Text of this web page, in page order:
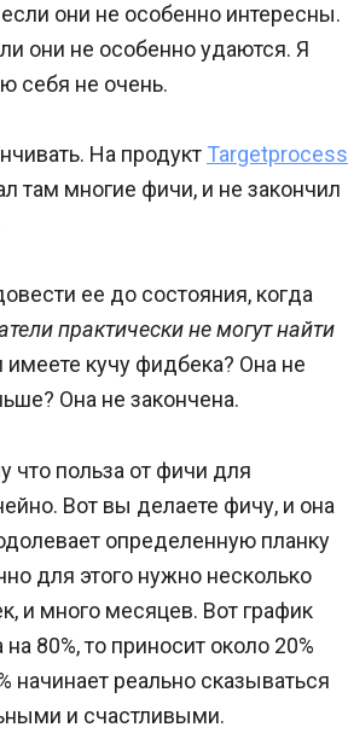
они не особенно интересны.
они не особенно удаются. Я
себя не очень.
На продукт Targetprocess
там многие фичи, и не закончил
ее до состояния, когда
практически не могут найти
кучу фидбека? Она не
Она не закончена.
что польза от фичи для
Вот вы делаете фичу, и она
определенную планку
для этого нужно несколько
и много месяцев. Вот график
80%, то приносит около 20%
начинает реально сказываться
и счастливыми.